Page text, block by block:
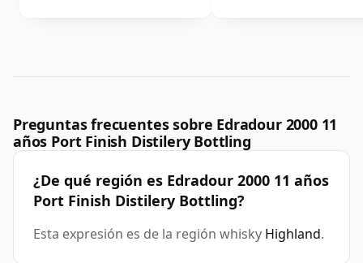
Preguntas frecuentes sobre Edradour 2000 11
años Port Finish Distilery Bottling
¿De qué región es Edradour 2000 11 años
Port Finish Distilery Bottling?
Esta expresión es de la región whisky Highland.